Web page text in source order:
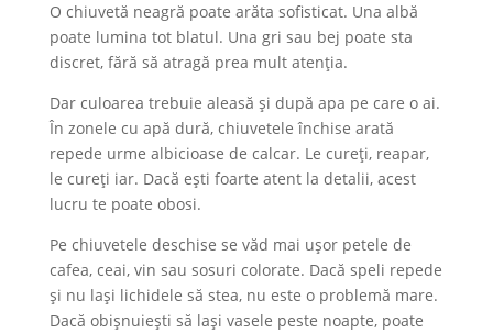
O chiuvetă neagră poate arăta sofisticat. Una albă
poate lumina tot blatul. Una gri sau bej poate sta
discret, fără să atragă prea mult atenția.
Dar culoarea trebuie aleasă și după apa pe care o ai.
În zonele cu apă dură, chiuvetele închise arată
repede urme albicioase de calcar. Le cureți, reapar,
le cureți iar. Dacă ești foarte atent la detalii, acest
lucru te poate obosi.
Pe chiuvetele deschise se văd mai ușor petele de
cafea, ceai, vin sau sosuri colorate. Dacă speli repede
și nu lași lichidele să stea, nu este o problemă mare.
Dacă obișnuiești să lași vasele peste noapte, poate